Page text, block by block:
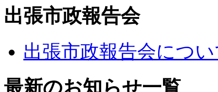
出張市政報告会
出張市政報告会につ
最新のお知らせ一覧